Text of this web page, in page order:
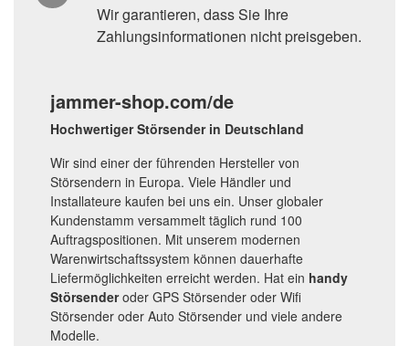
Wir garantieren, dass Sie Ihre
Zahlungsinformationen nicht preisgeben.
jammer-shop.com/de
Hochwertiger Störsender in Deutschland
Wir sind einer der führenden Hersteller von
Störsendern in Europa. Viele Händler und
Installateure kaufen bei uns ein. Unser globaler
Kundenstamm versammelt täglich rund 100
Auftragspositionen. Mit unserem modernen
Warenwirtschaftssystem können dauerhafte
Liefermöglichkeiten erreicht werden. Hat ein handy
Störsenderoder GPS Störsender oder Wifi
Störsender oder Auto Störsender und viele andere
Modelle.